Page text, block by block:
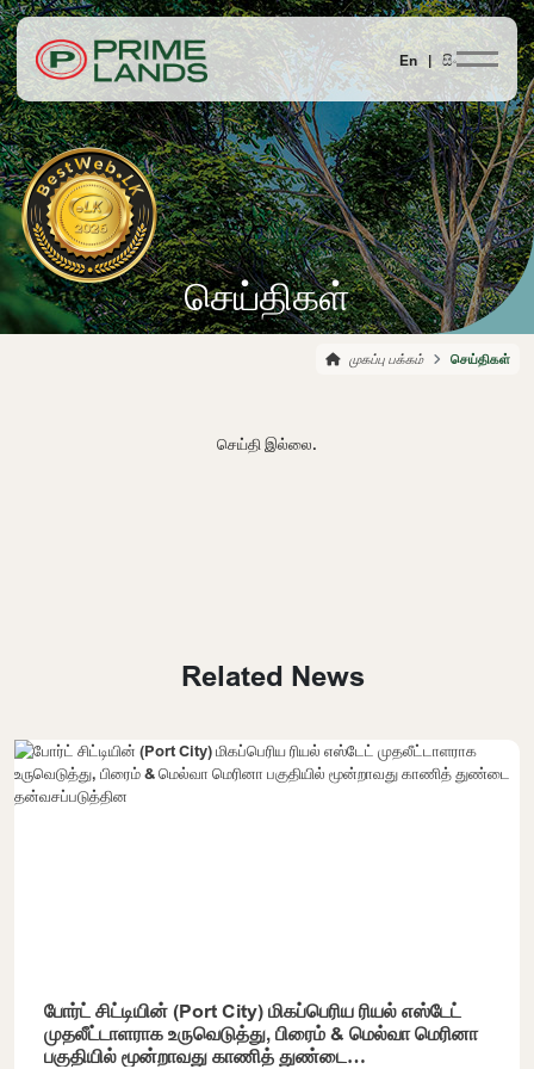
En |සිං
செய்திகள்
முகப்பு பக்கம் செய்திகள்
செய்தி இல்லை.
Related News
போர்ட் சிட்டியின் (Port City) மிகப்பெரிய ரியல் எஸ்டேட்
முதலீட்டாளராக உருவெடுத்து, பிரைம் & மெல்வா மெரினா
பகுதியில் மூன்றாவது காணித் துண்டை